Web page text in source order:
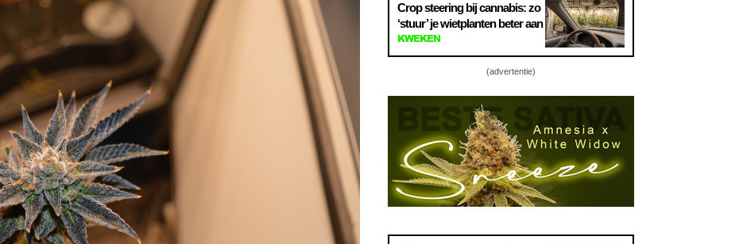
Crop steering bij cannabis: zo
‘stuur’ je wietplanten beter aan
KWEKEN
(advertentie)